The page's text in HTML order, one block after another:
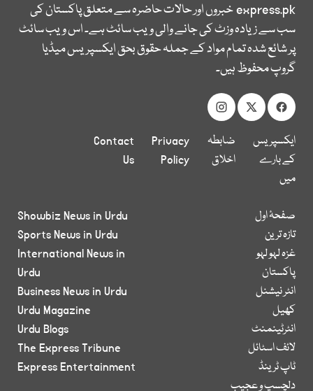
express.pkخبروں اور حالات حاضرہ سے متعلق پاکستان کی
سب سے زیادہ وزٹ کی جانے والی ویب سائٹ ہے۔ اس ویب سائٹ
پر شائع شدہ تمام مواد کے جملہ حقوق بحق ایکسپریس میڈیا
گروپ محفوظ ہیں۔
ایکسپریس
کے بارے
میں
ضابطہ
اخلاق
Privacy
Policy
Contact
Us
صفحۂ اول
تازہ ترین
غزہ لہو لہو
پاکستان
انٹر نیشنل
کھیل
انٹرٹینمنٹ
لائف اسٹائل
ٹاپ ٹرینڈ
دلچسپ و عجیب
Showbiz News in Urdu
Sports News in Urdu
International News in
Urdu
Business News in Urdu
Urdu Magazine
Urdu Blogs
The Express Tribune
Express Entertainment